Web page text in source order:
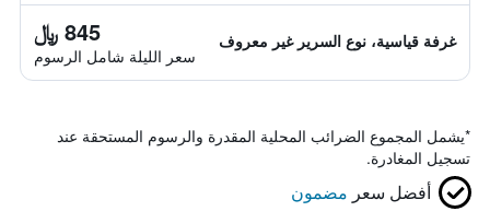
غرفة قياسية، نوع السرير غير معروف 845 ﷼
سعر الليلة شامل الرسوم
*يشمل المجموع الضرائب المحلية المقدرة والرسوم المستحقة عند
تسجيل المغادرة.
أفضل سعر مضمون